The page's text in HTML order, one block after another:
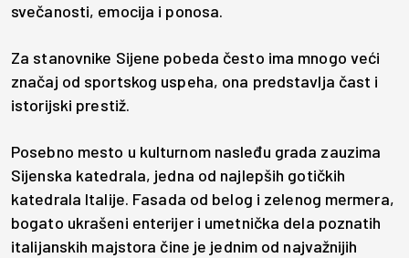
svečanosti, emocija i ponosa.
Za stanovnike Sijene pobeda često ima mnogo veći
značaj od sportskog uspeha, ona predstavlja čast i
istorijski prestiž.
Posebno mesto u kulturnom nasleđu grada zauzima
Sijenska katedrala, jedna od najlepših gotičkih
katedrala Italije. Fasada od belog i zelenog mermera,
bogato ukrašeni enterijer i umetnička dela poznatih
italijanskih majstora čine je jednim od najvažnijih